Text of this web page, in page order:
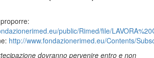
public/Rimed/file/
http://www.fondazionerimed.eu/Contents/
dovranno pervenire entro e non